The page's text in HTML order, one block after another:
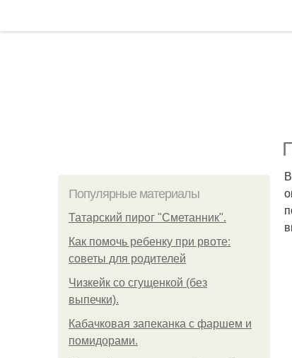
Популярные материалы
Татарский пирог "Сметанник".
Как помочь ребенку при рвоте:
советы для родителей
Чизкейк со сгущенкой (без
выпечки).
Кабачковая запеканка с фаршем и
помидорами.